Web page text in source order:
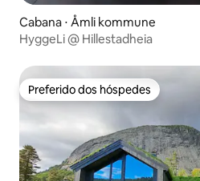
Cabana ⋅ Åmli kommune
HyggeLi @ Hillestadheia
Preferido dos hóspedes
Preferido dos hóspedes